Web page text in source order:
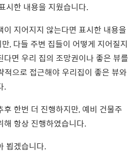
시한 내용을 지웠습니다.
이 지어지지 않는다면 표시한 내용을
, 다들 주변 집들이 어떻게 지어질지
다면 우리 집의 조망권이나 좋은 뷰를
적으로 접근해야 우리집이 좋은 뷰와
.
한번 더 진행하지만, 예비 건물주
항상 진행하였습니다.
뵙겠습니다.